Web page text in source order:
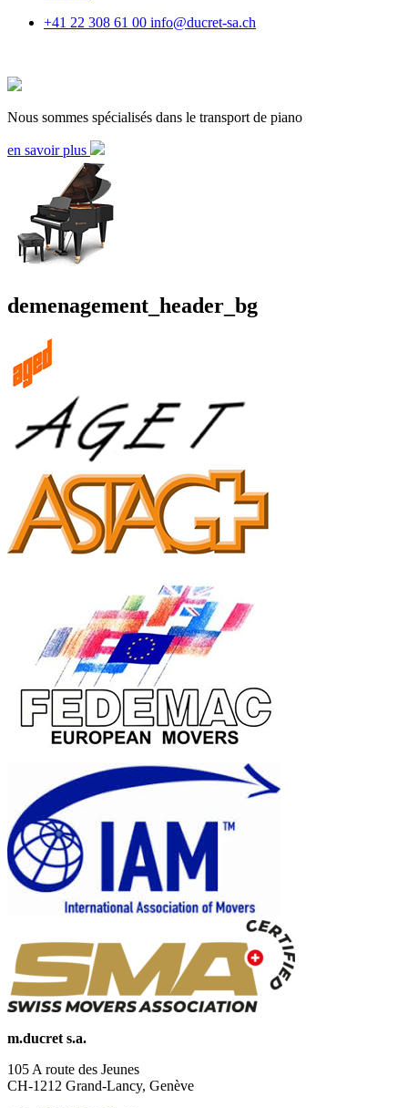
+41 22 308 61 00 info@ducret-sa.ch
Nous sommes spécialisés dans le transport de piano
en savoir plus
demenagement_header_bg
m.ducret s.a.
105 A route des Jeunes
CH-1212 Grand-Lancy, Genève